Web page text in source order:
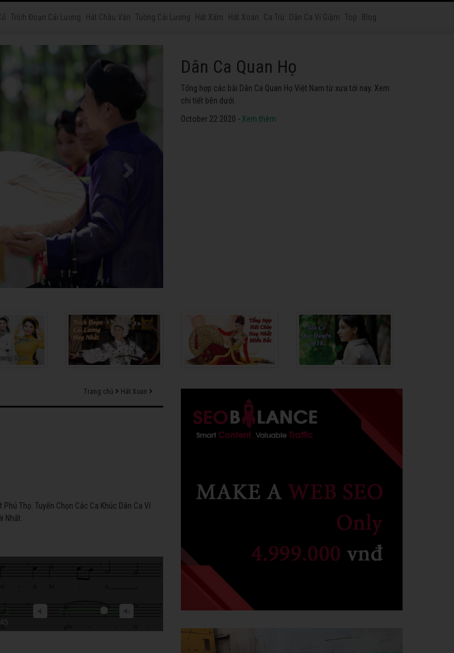
Trích Đoạn Cải Lương Hát Chầu Văn Tuồng Cải Lương Hát Xẩm Hát Xoan Ca Trù Dân Ca Ví Giặm Top Blog
Hát Chầu Văn
Tuyển tập các ca khúc hát Chầu Văn hay nhất ở Việt Nam. Không
thể không nghe thử.
October 22 2020 - Xem thêm
Trang chủ Hát Xoan
Thọ. Tuyển Chọn Các Ca Khúc Dân Ca Ví
Nhất.